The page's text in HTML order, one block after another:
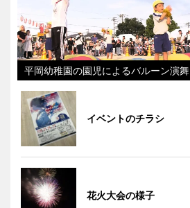
平岡幼稚園の園児によるバルーン演舞
イベントのチラシ
花火大会の様子